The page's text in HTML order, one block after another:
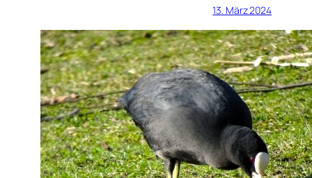
13. März 2024